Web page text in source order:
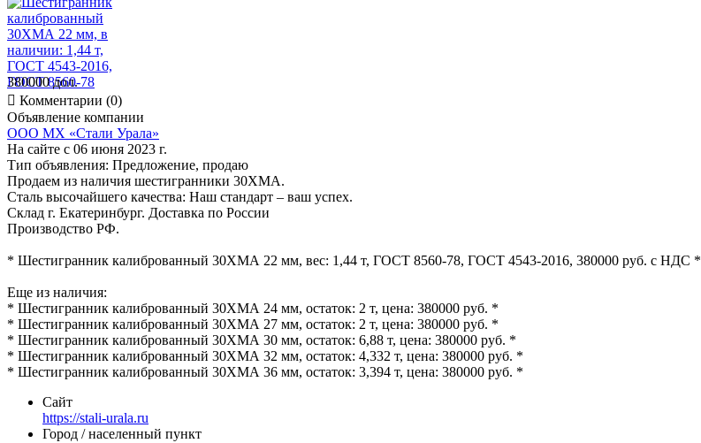
380000 дол.
 Комментарии (0)
Объявление компании
ООО МХ «Стали Урала»
На сайте с 06 июня 2023 г.
Тип объявления: Предложение, продаю
Продаем из наличия шестигранники 30ХМА.
Сталь высочайшего качества: Наш стандарт – ваш успех.
Склад г. Екатеринбург. Доставка по России
Производство РФ.
* Шестигранник калиброванный 30ХМА 22 мм, вес: 1,44 т, ГОСТ 8560-78, ГОСТ 4543-2016, 380000 руб. с НДС *
Еще из наличия:
* Шестигранник калиброванный 30ХМА 24 мм, остаток: 2 т, цена: 380000 руб. *
* Шестигранник калиброванный 30ХМА 27 мм, остаток: 2 т, цена: 380000 руб. *
* Шестигранник калиброванный 30ХМА 30 мм, остаток: 6,88 т, цена: 380000 руб. *
* Шестигранник калиброванный 30ХМА 32 мм, остаток: 4,332 т, цена: 380000 руб. *
* Шестигранник калиброванный 30ХМА 36 мм, остаток: 3,394 т, цена: 380000 руб. *
Сайт
https://stali-urala.ru
Город / населенный пункт